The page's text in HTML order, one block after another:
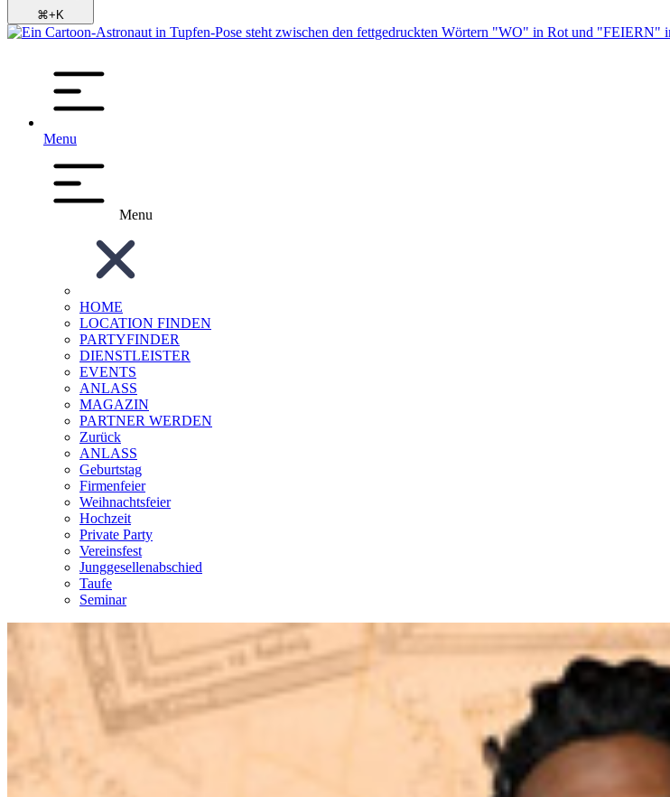
⌘+K
Menu
Menu
HOME
LOCATION FINDEN
PARTYFINDER
DIENSTLEISTER
EVENTS
ANLASS
MAGAZIN
PARTNER WERDEN
Zurück
ANLASS
Geburtstag
Firmenfeier
Weihnachtsfeier
Hochzeit
Private Party
Vereinsfest
Junggesellenabschied
Taufe
Seminar